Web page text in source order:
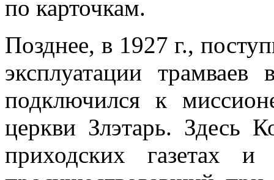
по карточкам.
Позднее, в 1927 г.,
эксплуатации
подключился к
церкви Злэтарь. Здесь
приходских газетах